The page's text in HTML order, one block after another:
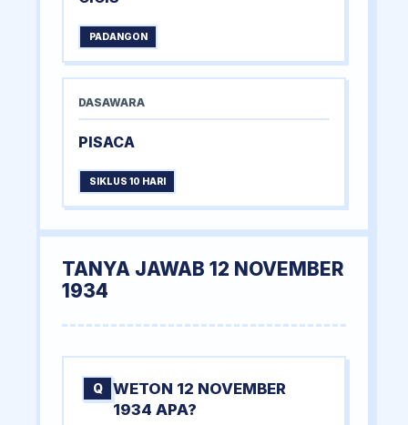
PADANGON
DASAWARA
PISACA
SIKLUS 10 HARI
TANYA JAWAB 12 NOVEMBER
1934
Q
WETON 12 NOVEMBER
1934 APA?